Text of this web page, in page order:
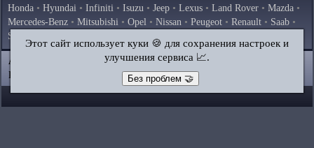
Honda • Hyundai • Infiniti • Isuzu • Jeep • Lexus • Land Rover • Mazda •
Mercedes-Benz • Mitsubishi • Opel • Nissan • Peugeot • Renault • Saab •
Skoda
Volkswagen
AutoInstruction.ru © 2020–2026|Полная версия
Карта сайта
Контакты|Поиск по сайту
Этот сайт использует куки 🍪 для сохранения настроек и
улучшения сервиса 📈.
Без проблем 🤝